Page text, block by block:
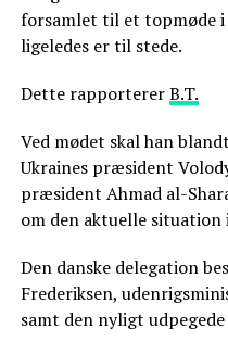
forsamlet til et topmøde
ligeledes er til stede.
Dette rapportererB.T.
Ved mødet skal han
Ukraines præsident
præsident Ahmad al-
om den aktuelle situation
Den danske delegation
Frederiksen,
samt den nyligt